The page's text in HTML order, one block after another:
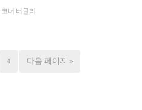
코너 버클리
4 다음 페이지 »